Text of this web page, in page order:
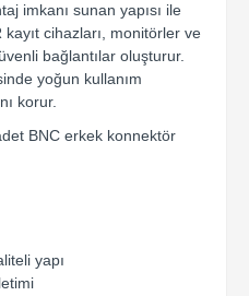
imkanı sunan yapısı ile
cihazları, monitörler ve
bağlantılar oluşturur.
yoğun kullanım
korur.
BNC erkek konnektör
yapı